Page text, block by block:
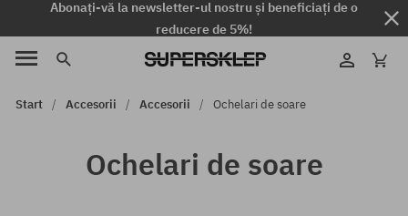
Abonați-vă la newsletter-ul nostru și beneficiați de o
reducere de 5%!
Start Accesorii Accesorii Ochelari de soare
Ochelari de soare